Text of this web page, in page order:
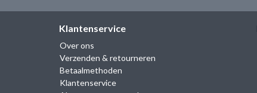
Klantenservice
Over ons
Verzenden & retourneren
Betaalmethoden
Klantenservice